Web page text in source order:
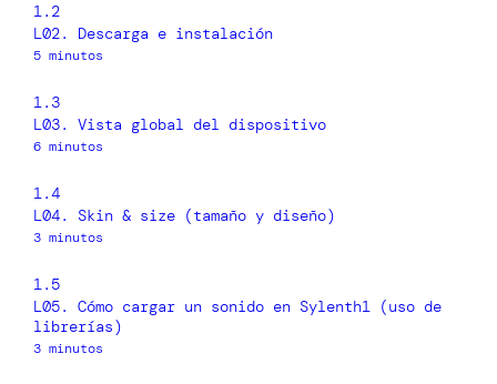
1.2
L02. Descarga e instalación
5 minutos
1.3
L03. Vista global del dispositivo
6 minutos
1.4
L04. Skin & size (tamaño y diseño)
3 minutos
1.5
L05. Cómo cargar un sonido en Sylenth1 (uso de
librerías)
3 minutos